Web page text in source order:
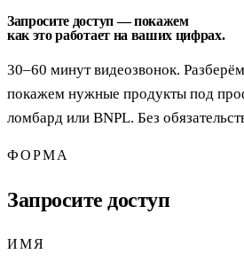
Запросите доступ — покажем
как это работает на ваших цифрах.
30–60 минут видеозвонок.
покажем нужные продукты под
ломбард или BNPL. Без
ФОРМА
Запросите доступ
ИМЯ